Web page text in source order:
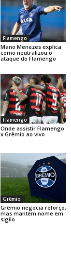
Flamengo
Mano Menezes explica
como neutralizou o
ataque do Flamengo
Flamengo
Onde assistir Flamengo
x Grêmio ao vivo
Grêmio
Grêmio negocia reforço,
mas mantém nome em
sigilo